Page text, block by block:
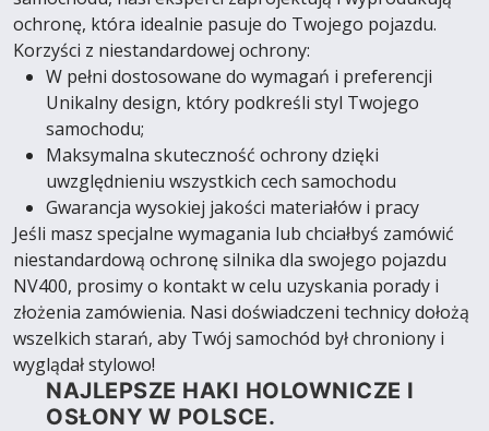
ochronę, która idealnie pasuje do Twojego pojazdu.
Korzyści z niestandardowej ochrony:
W pełni dostosowane do wymagań i preferencji
Unikalny design, który podkreśli styl Twojego
samochodu;
Maksymalna skuteczność ochrony dzięki
uwzględnieniu wszystkich cech samochodu
Gwarancja wysokiej jakości materiałów i pracy
Jeśli masz specjalne wymagania lub chciałbyś zamówić
niestandardową ochronę silnika dla swojego pojazdu
NV400, prosimy o kontakt w celu uzyskania porady i
złożenia zamówienia. Nasi doświadczeni technicy dołożą
wszelkich starań, aby Twój samochód był chroniony i
wyglądał stylowo!
NAJLEPSZE HAKI HOLOWNICZE I
OSŁONY W POLSCE.